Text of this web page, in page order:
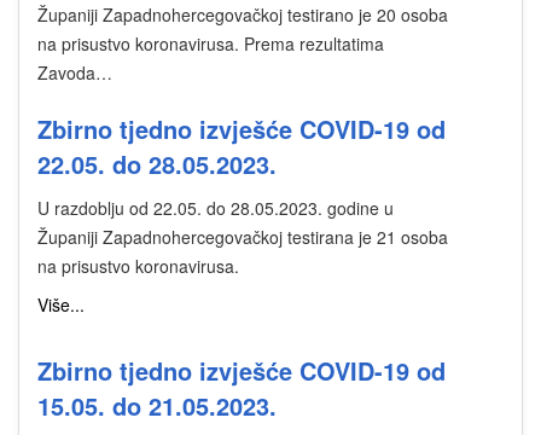
Županiji Zapadnohercegovačkoj testirano je 20 osoba
na prisustvo koronavirusa. Prema rezultatima
Zavoda…
Zbirno tjedno izvješće COVID-19 od
22.05. do 28.05.2023.
U razdoblju od 22.05. do 28.05.2023. godine u
Županiji Zapadnohercegovačkoj testirana je 21 osoba
na prisustvo koronavirusa.
Više...
Zbirno tjedno izvješće COVID-19 od
15.05. do 21.05.2023.